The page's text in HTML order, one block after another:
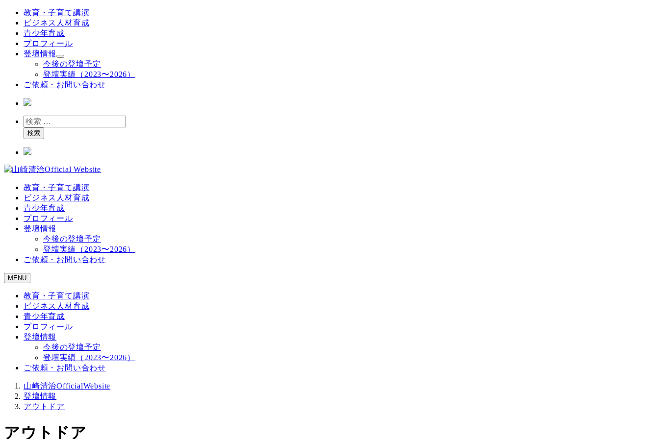
教育・子育て講演
ビジネス人材育成
青少年育成
プロフィール
登壇情報
今後の登壇予定
登壇実績（2023〜2026）
ご依頼・お問い合わせ
検
索検索
教育・子育て講演
ビジネス人材育成
青少年育成
プロフィール
登壇情報
今後の登壇予定
登壇実績（2023〜2026）
ご依頼・お問い合わせ
MENU
教育・子育て講演
ビジネス人材育成
青少年育成
プロフィール
登壇情報
今後の登壇予定
登壇実績（2023〜2026）
ご依頼・お問い合わせ
山崎清治OfficialWebsite
登壇情報
アウトドア
アウトドア